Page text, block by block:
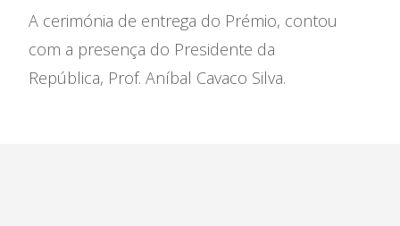
Casas da Criança
Colégio Bissaya Barreto
Centro de Formação Bissaya
A cerimónia de entrega do Prémio, contou
com a presença do Presidente da
República, Prof. Aníbal Cavaco Silva.